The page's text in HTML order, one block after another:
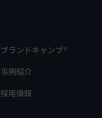
ブランドキャンプ®
事例紹介
採用情報